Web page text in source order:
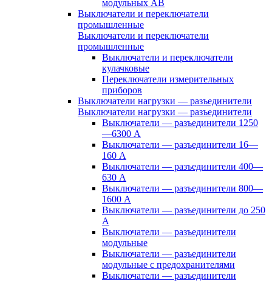
модульных АВ
Выключатели и переключатели
промышленные
Выключатели и переключатели
промышленные
Выключатели и переключатели
кулачковые
Переключатели измерительных
приборов
Выключатели нагрузки — разъединители
Выключатели нагрузки — разъединители
Выключатели — разъединители 1250
—6300 А
Выключатели — разъединители 16—
160 А
Выключатели — разъединители 400—
630 А
Выключатели — разъединители 800—
1600 А
Выключатели — разъединители до 250
А
Выключатели — разъединители
модульные
Выключатели — разъединители
модульные с предохранителями
Выключатели — разъединители